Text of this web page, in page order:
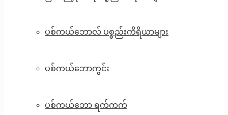
ပစ်ကယ်ဘောလ် ပစ္စည်းကိရိယာများ
ပစ်ကယ်ဘောကွင်း
ပစ်ကယ်ဘော ရက်ကက်